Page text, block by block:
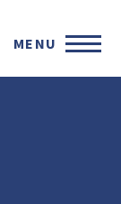
MENU